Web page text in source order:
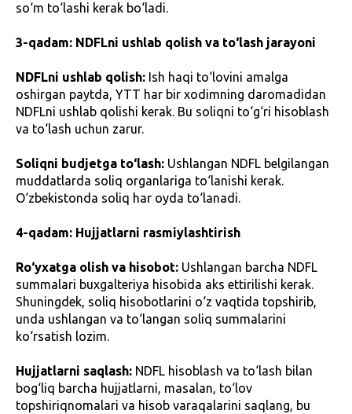
so‘m to‘lashi kerak bo‘ladi.
3-qadam: NDFLni ushlab qolish va to‘lash jarayoni
NDFLni ushlab qolish: Ish haqi to‘lovini amalga
oshirgan paytda, YTT har bir xodimning daromadidan
NDFLni ushlab qolishi kerak. Bu soliqni to‘g‘ri hisoblash
va to‘lash uchun zarur.
Soliqni budjetga to‘lash: Ushlangan NDFL belgilangan
muddatlarda soliq organlariga to‘lanishi kerak.
O‘zbekistonda soliq har oyda to‘lanadi.
4-qadam: Hujjatlarni rasmiylashtirish
Ro‘yxatga olish va hisobot: Ushlangan barcha NDFL
summalari buxgalteriya hisobida aks ettirilishi kerak.
Shuningdek, soliq hisobotlarini o‘z vaqtida topshirib,
unda ushlangan va to‘langan soliq summalarini
ko‘rsatish lozim.
Hujjatlarni saqlash: NDFL hisoblash va to‘lash bilan
bog‘liq barcha hujjatlarni, masalan, to‘lov
topshiriqnomalari va hisob varaqalarini saqlang, bu